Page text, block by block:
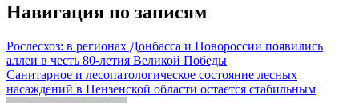
Навигация по записям
Рослесхоз: в регионах Донбасса и Новороссии появились
аллеи в честь 80-летия Великой Победы
Санитарное и лесопатологическое состояние лесных
насаждений в Пензенской области остается стабильным